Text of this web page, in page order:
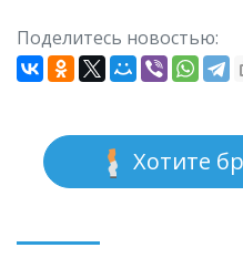
Поделитесь новостью:
Хотите